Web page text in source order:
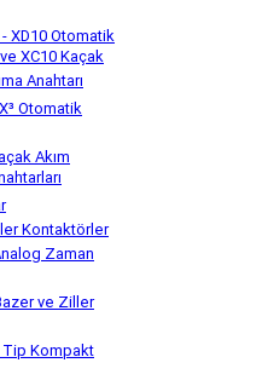
- XD10 Otomatik
XC10 Kaçak
Anahtarı
Otomatik
Akım
Kontaktörler
Zaman
ve Ziller
Tip Kompakt